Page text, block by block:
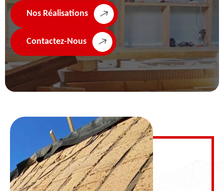
Nos Réalisations
Contactez-Nous